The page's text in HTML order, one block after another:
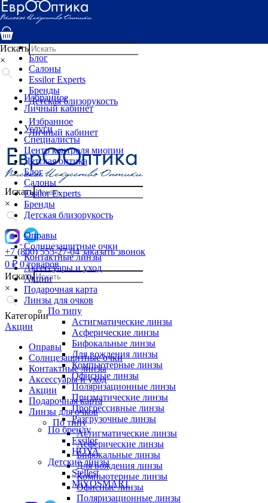
Услуги
Специалисты
Детская оптика
Блог
Салоны
Essilor Experts
Бренды
Детская близорукость
Избранное
Личный кабинет
Искать
×
+7 (800) 555-27-04 заказать звонок
0 ₽ 0 товаров
Искать
×
Категории
Акции
Оправы
Солнцезащитные очки
Контактные линзы
Аксессуары и уход
Акции
Подарочная карта
Линзы для очков
По типу
Астигматические линзы
Асферические линзы
Бифокальные линзы
Для вождения линзы
Компьютерные линзы
Офисные линзы
Поляризационные линзы
Искать
×
Избранное
Личный кабинет
Услуги
Специалисты
Центр контроля миопии
Детская оптика
Блог
Салоны
Essilor Experts
Бренды
Детская близорукость
Оправы
Солнцезащитные очки
Контактные линзы
Аксессуары и уход
Акции
Подарочная карта
Линзы для очков
По типу
Астигматические линзы
Асферические линзы
Бифокальные линзы
Для вождения линзы
Компьютерные линзы
Офисные линзы
Поляризационные линзы
Призматические линзы
Прогрессивные линзы
Разгрузочные линзы
По бренду
Essilor
HOYA
Детские линзы
Stellest
MiYOSMART